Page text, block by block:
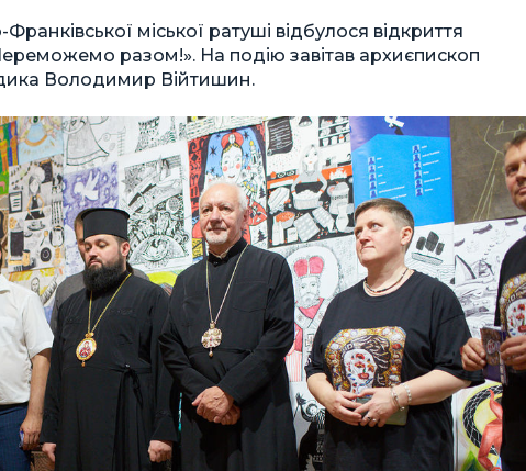
міської ратуші відбулося відкриття
разом!». На подію завітав архиєпископ
Володимир Війтишин.